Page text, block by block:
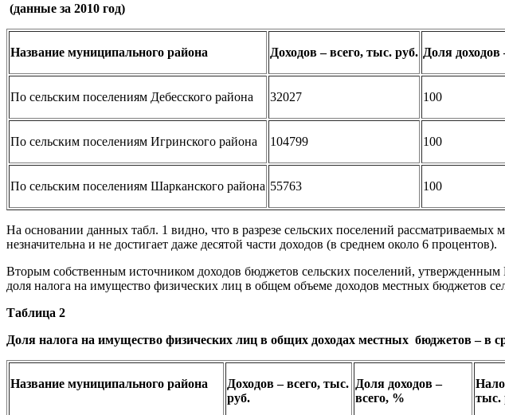
(данные за 2010 год)
Название муниципального района Доходов – всего, тыс. руб. Доля доходов
По сельским поселениям Дебесского района 32027 100
По сельским поселениям Игринского района 104799 100
По сельским поселениям Шарканского района 55763 100
На основании данных табл. 1 видно, что в разрезе сельских поселений
незначительна и не достигает даже десятой части доходов (в среднем около 6 процентов).
Вторым собственным источником доходов бюджетов сельских поселений,
доля налога на имущество физических лиц в общем объеме доходов местных бюджетов
Таблица 2
Доля налога на имущество физических лиц в общих доходах местных бюджетов – в
Название муниципального района
Доходов – всего, тыс.
руб.
Доля доходов –
всего, %
тыс.